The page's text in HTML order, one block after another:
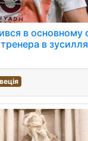
в основному
в